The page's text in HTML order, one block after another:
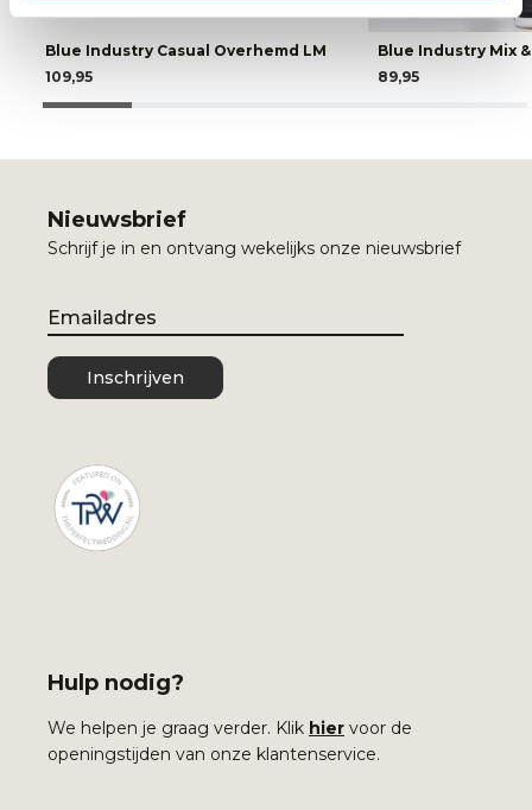
Blue Industry Casual Overhemd LM
109,95
Blue Industry Mix
89,95
Nieuwsbrief
Schrijf je in en ontvang wekelijks onze nieuwsbrief
Email
Inschrijven
Hulp nodig?
We helpen je graag verder. Klik hier voor de
openingstijden van onze klantenservice.